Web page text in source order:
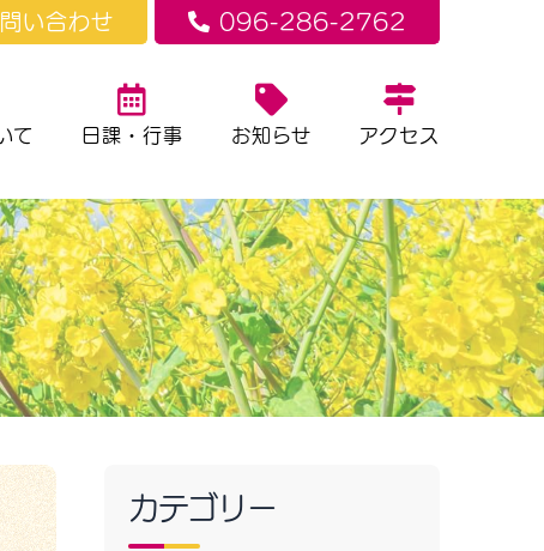
い合わせ 096-286-2762
て 日課・行事 お知らせ アクセス
カテゴリー